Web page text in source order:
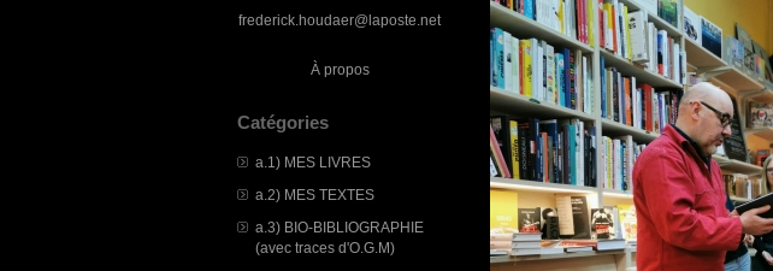
frederick.houdaer@laposte.net
À propos
Catégories
a.1) MES LIVRES
a.2) MES TEXTES
a.3) BIO-BIBLIOGRAPHIE
(avec traces d'O.G.M)